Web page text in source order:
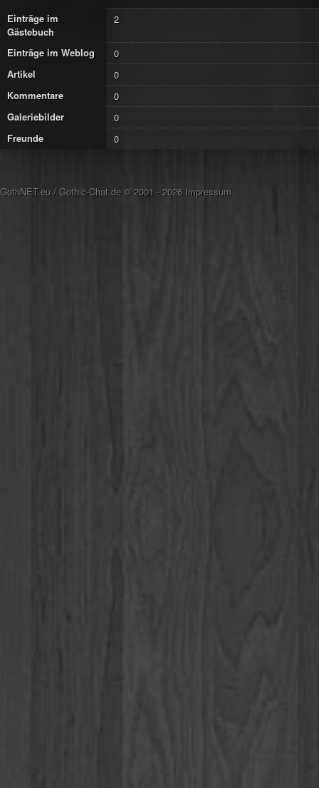
Einträge im
Gästebuch
2
Einträge im Weblog
0
Artikel
0
Kommentare
0
Galeriebilder
0
Freunde
0
GothNET.eu /Gothic-Chat.de © 2001 - 2026 Impressum